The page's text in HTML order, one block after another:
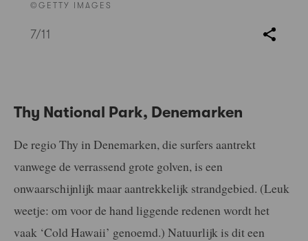
©GETTY IMAGES
7/11
Thy National Park, Denemarken
De regio Thy in Denemarken, die surfers aantrekt
vanwege de verrassend grote golven, is een
onwaarschijnlijk maar aantrekkelijk strandgebied. (Leuk
weetje: om voor de hand liggende redenen wordt het
vaak ‘Cold Hawaii’ genoemd.) Natuurlijk is dit een